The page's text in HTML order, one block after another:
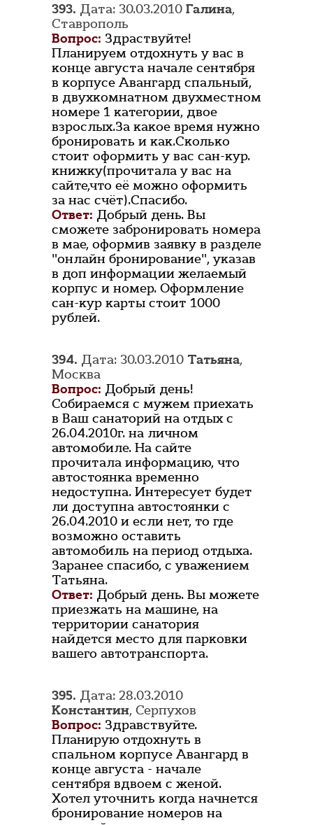
393. Дата: 30.03.2010 Галина,
Ставрополь
Вопрос: Здраствуйте!
Планируем отдохнуть у вас в
конце августа начале сентября
в корпусе Авангард спальный,
в двухкомнатном двухместном
номере 1 категории, двое
взрослых.За какое время нужно
бронировать и как.Сколько
стоит оформить у вас сан-кур.
книжку(прочитала у вас на
сайте,что её можно оформить
за нас счёт).Спасибо.
Ответ: Добрый день. Вы
сможете забронировать номера
в мае, оформив заявку в разделе
"онлайн бронирование", указав
в доп информации желаемый
корпус и номер. Оформление
сан-кур карты стоит 1000
рублей.
394. Дата: 30.03.2010 Татьяна,
Москва
Вопрос: Добрый день!
Собираемся с мужем приехать
в Ваш санаторий на отдых с
26.04.2010г. на личном
автомобиле. На сайте
прочитала информацию, что
автостоянка временно
недоступна. Интересует будет
ли доступна автостоянки с
26.04.2010 и если нет, то где
возможно оставить
автомобиль на период отдыха.
Заранее спасибо, с уважением
Татьяна.
Ответ: Добрый день. Вы можете
приезжать на машине, на
территории санатория
найдется место для парковки
вашего автотранспорта.
395. Дата: 28.03.2010
Константин, Серпухов
Вопрос: Здравствуйте.
Планирую отдохнуть в
спальном корпусе Авангард в
конце августа - начале
сентября вдвоем с женой.
Хотел уточнить когда начнется
бронирование номеров на